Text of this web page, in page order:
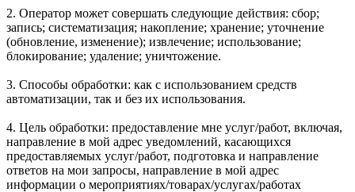
2. Оператор может совершать следующие действия: сбор;
запись; систематизация; накопление; хранение; уточнение
(обновление, изменение); извлечение; использование;
блокирование; удаление; уничтожение.
3. Способы обработки: как с использованием средств
автоматизации, так и без их использования.
4. Цель обработки: предоставление мне услуг/работ, включая,
направление в мой адрес уведомлений, касающихся
предоставляемых услуг/работ, подготовка и направление
ответов на мои запросы, направление в мой адрес
информации о мероприятиях/товарах/услугах/работах